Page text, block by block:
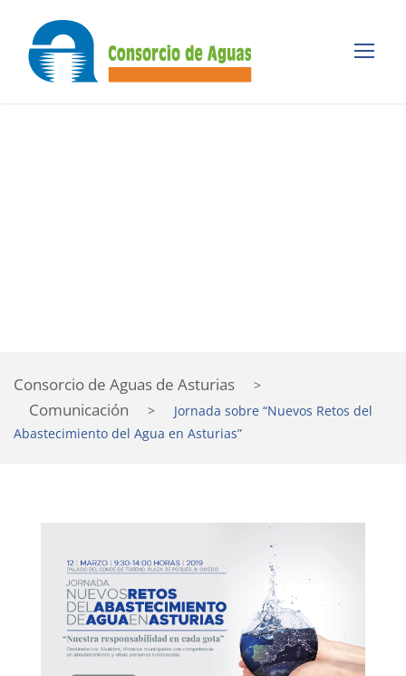
Consorcio de Aguas de Asturias >
Comunicación >
Jornada sobre “Nuevos Retos del
Abastecimiento del Agua en Asturias”